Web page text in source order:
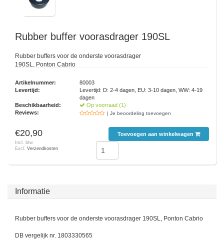
Rubber buffer voorasdrager 190SL
Rubber buffers voor de onderste voorasdrager
190SL, Ponton Cabrio
Artikelnummer:
80003
Levertijd:
Levertijd: D: 2-4 dagen, EU: 3-10 dagen, WW: 4-19
dagen
Beschikbaarheid:
Op voorraad (1)
Reviews:
| Je beoordeling toevoegen
€20,90
Incl. btw
Excl. Verzendkosten
Toevoegen aan winkelwagen
Informatie
Rubber buffers voor de onderste voorasdrager 190SL, Ponton Cabrio
DB vergelijk nr. 1803330565